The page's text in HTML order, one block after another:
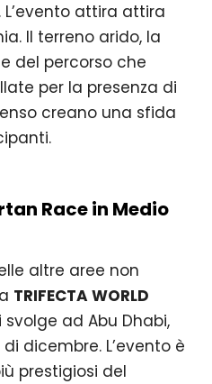
L’evento attira attira
Il terreno arido, la
del percorso che
per la presenza di
creano una sfida
Race in Medio
altre aree non
TRIFECTA WORLD
svolge ad Abu Dhabi,
dicembre. L’evento è
prestigiosi del